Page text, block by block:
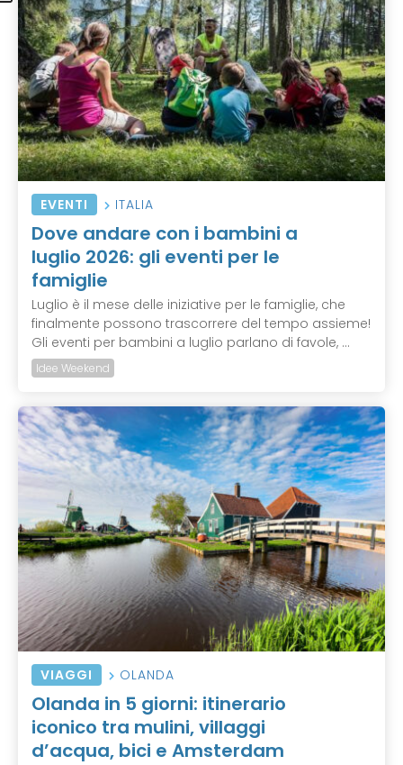
EVENTI ITALIA
Dove andare con i bambini a
luglio 2026: gli eventi per le
famiglie
Luglio è il mese delle iniziative per le famiglie, che
finalmente possono trascorrere del tempo assieme!
Gli eventi per bambini a luglio parlano di favole, ...
Idee Weekend
VIAGGI OLANDA
Olanda in 5 giorni: itinerario
iconico tra mulini, villaggi
d’acqua, bici e Amsterdam